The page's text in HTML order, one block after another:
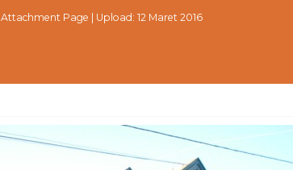
Attachment Page | Upload: 12 Maret 2016